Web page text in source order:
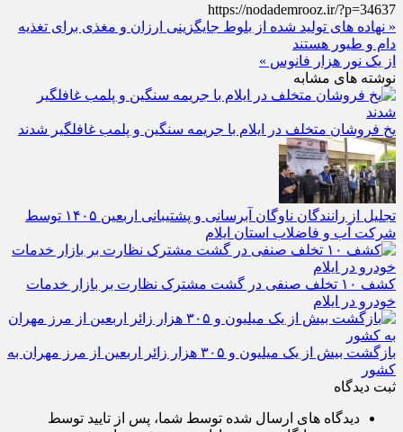
https://nodademrooz.ir/?p=34637
« نهاده‌ های تولید شده از بلوط جایگزینی ارزان و مغذی برای تغذیه
دام و طیور هستند
از یک نور هزار فانوس »
نوشته های مشابه
یخ‌ فروشان متخلف در ایلام با جریمه سنگین و پلمب غافلگیر شدند
تجلیل از رانندگان ناوگان آبرسانی و پشتیبانی اربعین ۱۴۰۵ توسط
شرکت آب و فاضلاب استان ایلام
کشف ۱۰ تخلف صنفی در گشت مشترک نظارت بر بازار خدمات
خودرو در ایلام
بازگشت بیش از یک میلیون و ۳۰۵ هزار زائر اربعین از مرز مهران به
کشور
ثبت دیدگاه
دیدگاه های ارسال شده توسط شما، پس از تایید توسط